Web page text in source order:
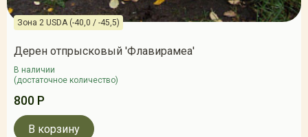
Зона 2 USDA (-40,0 / -45,5)
Дерен отпрысковый 'Флавирамеа'
В наличии
(достаточное количество)
800 Р
В корзину